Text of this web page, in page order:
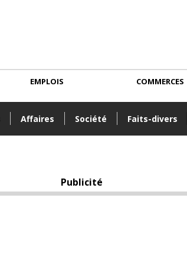
Affaires Société Faits-divers
EMPLOIS COMMERCES
Publicité